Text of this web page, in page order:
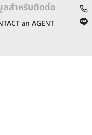
ลสำหรับติดต่อ
an AGENT